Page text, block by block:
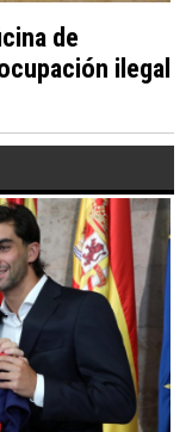
de
ilegal